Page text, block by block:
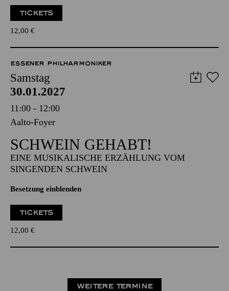
TICKETS
12,00 €
ESSENER PHILHARMONIKER
Samstag
30.01.2027
11:00 - 12:00
Aalto-Foyer
SCHWEIN GEHABT!
EINE MUSIKALISCHE ERZÄHLUNG VOM
SINGENDEN SCHWEIN
Besetzung einblenden
TICKETS
12,00 €
WEITERE TERMINE